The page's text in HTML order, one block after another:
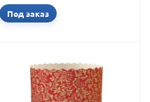
Под заказ